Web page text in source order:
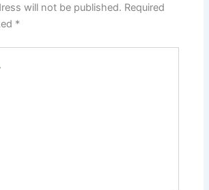
will not be published. Required
*